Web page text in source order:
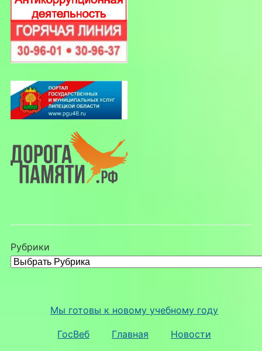
Рубрики
Мы готовы к новому учебному году
ГосВеб Главная Новости